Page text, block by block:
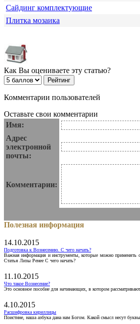
Сайдинг комплектующие
Плитка мозаика
Как Вы оцениваете эту статью?
Комментарии пользователей
Оставьте свои комментарии
Имя:
Адрес
электронной
почты:
Комментарии:
Полезная информация
14.10.2015
Подготовка к Вознесению. С чего начать?
Важная информация и инструменты, которые можно применять
Статья Лизы Ренее С чего начать?
11.10.2015
Что такое Вознесение?
Это основное пособие для начинающих, в котором
4.10.2015
Расшифровка кириллицы
Поистине, наша азбука дана нам Богом. Какой смысл несут